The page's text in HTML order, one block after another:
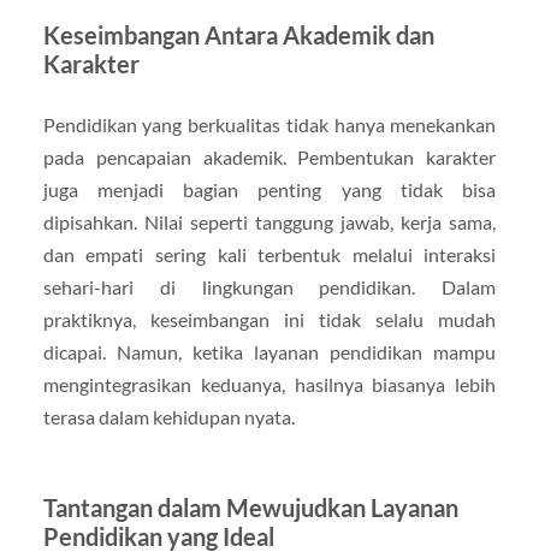
Keseimbangan Antara Akademik dan
Karakter
Pendidikan yang berkualitas tidak hanya menekankan
pada pencapaian akademik. Pembentukan karakter
juga menjadi bagian penting yang tidak bisa
dipisahkan. Nilai seperti tanggung jawab, kerja sama,
dan empati sering kali terbentuk melalui interaksi
sehari-hari di lingkungan pendidikan. Dalam
praktiknya, keseimbangan ini tidak selalu mudah
dicapai. Namun, ketika layanan pendidikan mampu
mengintegrasikan keduanya, hasilnya biasanya lebih
terasa dalam kehidupan nyata.
Tantangan dalam Mewujudkan Layanan
Pendidikan yang Ideal